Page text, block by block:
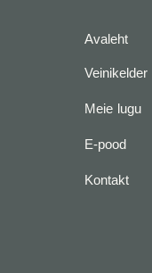
f
Avaleht
Veinikelder
Meie lugu
E-pood
Kontakt